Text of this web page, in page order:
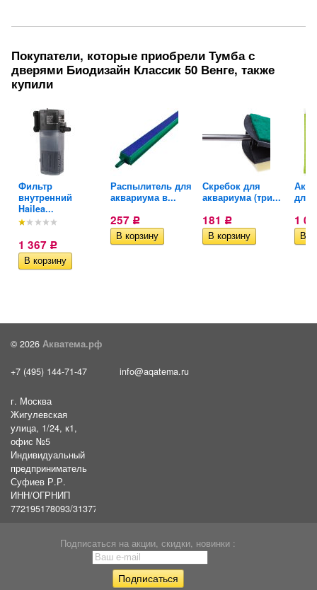
Покупатели, которые приобрели Тумба с
дверями Биодизайн Классик 50 Венге, также
купили
Фильтр
внутренний
Hailea...
1 367 Р
Распылитель для
аквариума в...
257 Р
Скребок для
аквариума (три...
181 Р 1
© 2026 Акватема.рф
+7 (495) 144-71-47 info@aqatema.ru
г. Москва
Жигулевская
улица, 1/24, к1,
офис №5
Индивидуальный
предприниматель
Суфиев Р.Р.
ИНН/ОГРНИП
772195178093/31377461610054
Подписаться на акции, скидки, новинки :